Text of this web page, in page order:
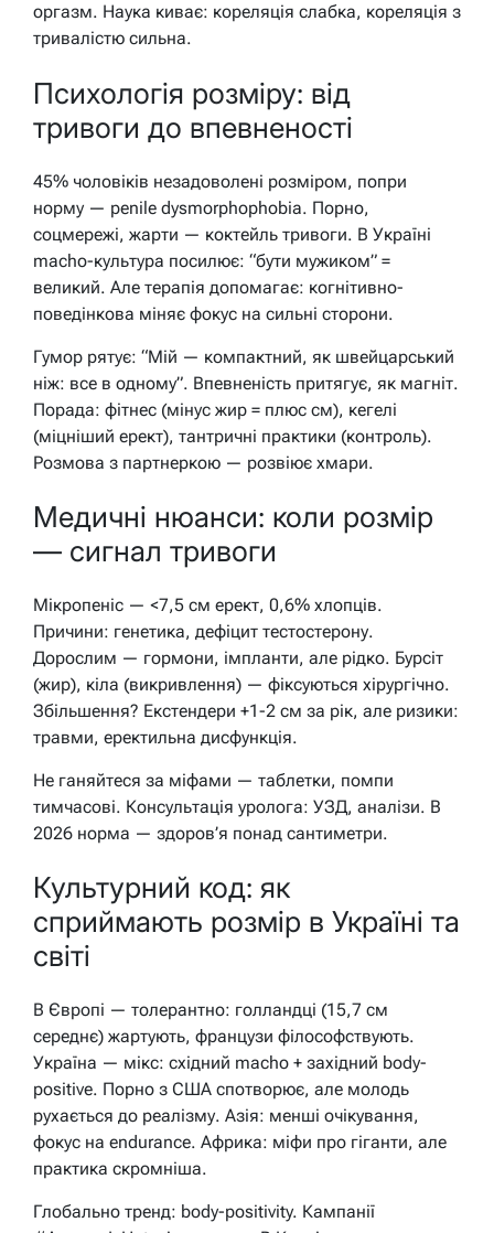
оргазм. Наука киває: кореляція слабка, кореляція з
тривалістю сильна.
Психологія розміру: від
тривоги до впевненості
45% чоловіків незадоволені розміром, попри
норму — penile dysmorphophobia. Порно,
соцмережі, жарти — коктейль тривоги. В Україні
macho-культура посилює: “бути мужиком” =
великий. Але терапія допомагає: когнітивно-
поведінкова міняє фокус на сильні сторони.
Гумор рятує: “Мій — компактний, як швейцарський
ніж: все в одному”. Впевненість притягує, як магніт.
Порада: фітнес (мінус жир = плюс см), кегелі
(міцніший ерект), тантричні практики (контроль).
Розмова з партнеркою — розвіює хмари.
Медичні нюанси: коли розмір
— сигнал тривоги
Мікропеніс — <7,5 см ерект, 0,6% хлопців.
Причини: генетика, дефіцит тестостерону.
Дорослим — гормони, імпланти, але рідко. Бурсіт
(жир), кіла (викривлення) — фіксуються хірургічно.
Збільшення? Екстендери +1-2 см за рік, але ризики:
травми, еректильна дисфункція.
Не ганяйтеся за міфами — таблетки, помпи
тимчасові. Консультація уролога: УЗД, аналізи. В
2026 норма — здоров’я понад сантиметри.
Культурний код: як
сприймають розмір в Україні та
світі
В Європі — толерантно: голландці (15,7 см
середнє) жартують, французи філософствують.
Україна — мікс: східний macho + західний body-
positive. Порно з США спотворює, але молодь
рухається до реалізму. Азія: менші очікування,
фокус на endurance. Африка: міфи про гіганти, але
практика скромніша.
Глобально тренд: body-positivity. Кампанії